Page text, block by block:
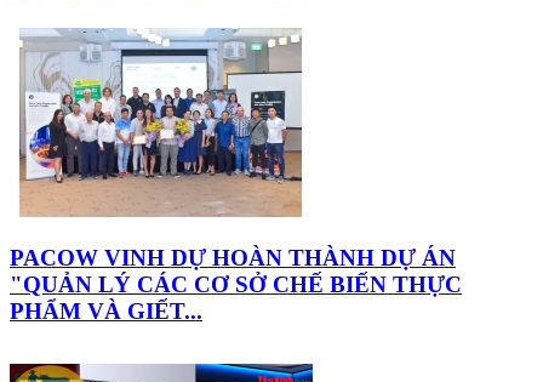
PACOW VINH DỰ HOÀN THÀNH DỰ ÁN
"QUẢN LÝ CÁC CƠ SỞ CHẾ BIẾN THỰC
PHẨM VÀ GIẾT...